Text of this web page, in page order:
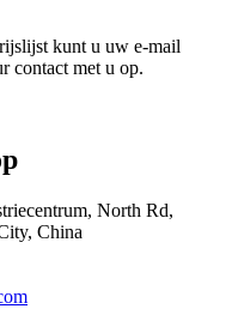
kunt u uw e-mail
contact met u op.
North Rd,
China